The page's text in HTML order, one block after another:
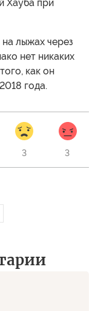
Хауба при
лыжах через
нет никаких
как он
года.
3 3